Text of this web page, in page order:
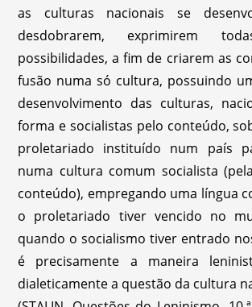
as culturas nacionais se
desdobrarem, exprimirem
possibilidades, a fim de criarem as
fusão numa só cultura, possuindo
desenvolvimento das culturas,
forma e socialistas pelo conteúdo,
proletariado instituído num país
numa cultura comum socialista
conteúdo), empregando uma língua
o proletariado tiver vencido no
quando o socialismo tiver entrado
é precisamente a maneira
dialeticamente a questão da cultura